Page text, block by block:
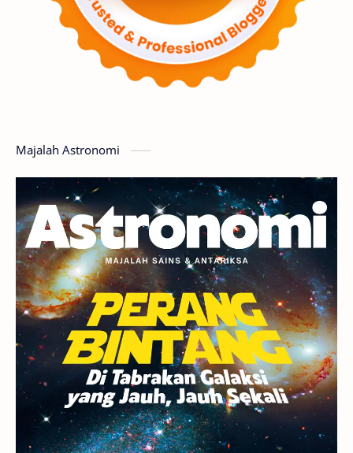
Supernova Nebula Sponsored
Mars Planet Katai
GMT 2016
Planet Kerdil Bumi Pengetahuan
Berita Hujan Meteor Satelit Alami
Rasi Bintang Teleskop Saturnus
GBT 2018 UFO Advertorial
Astrofotografi
Stasiun Luar Angkasa Internasional
Gugus Bintang Menarik Dibaca
Majalah Astronomi